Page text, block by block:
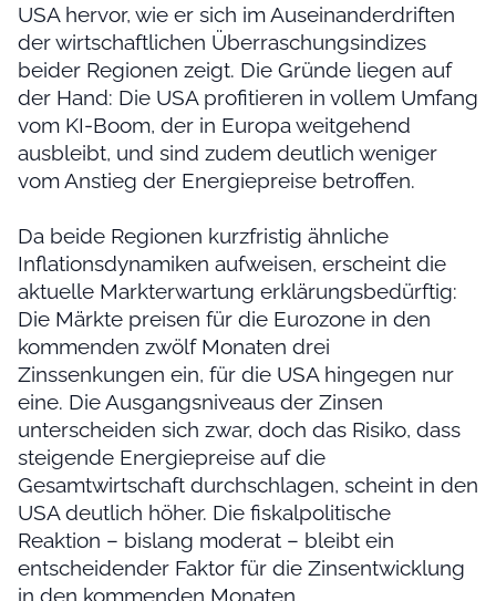
USA hervor, wie er sich im Auseinanderdriften
der wirtschaftlichen Überraschungsindizes
beider Regionen zeigt. Die Gründe liegen auf
der Hand: Die USA profitieren in vollem Umfang
vom KI-Boom, der in Europa weitgehend
ausbleibt, und sind zudem deutlich weniger
vom Anstieg der Energiepreise betroffen.
Da beide Regionen kurzfristig ähnliche
Inflationsdynamiken aufweisen, erscheint die
aktuelle Markterwartung erklärungsbedürftig:
Die Märkte preisen für die Eurozone in den
kommenden zwölf Monaten drei
Zinssenkungen ein, für die USA hingegen nur
eine. Die Ausgangsniveaus der Zinsen
unterscheiden sich zwar, doch das Risiko, dass
steigende Energiepreise auf die
Gesamtwirtschaft durchschlagen, scheint in den
USA deutlich höher. Die fiskalpolitische
Reaktion – bislang moderat – bleibt ein
entscheidender Faktor für die Zinsentwicklung
in den kommenden Monaten.